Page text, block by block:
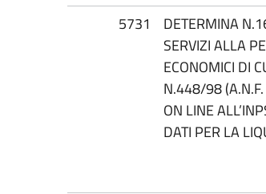
5731
DETERMINA
SERVIZI ALLA
ECONOMICI DI
N.448/98 (A.N.F.
ON LINE
DATI PER LA